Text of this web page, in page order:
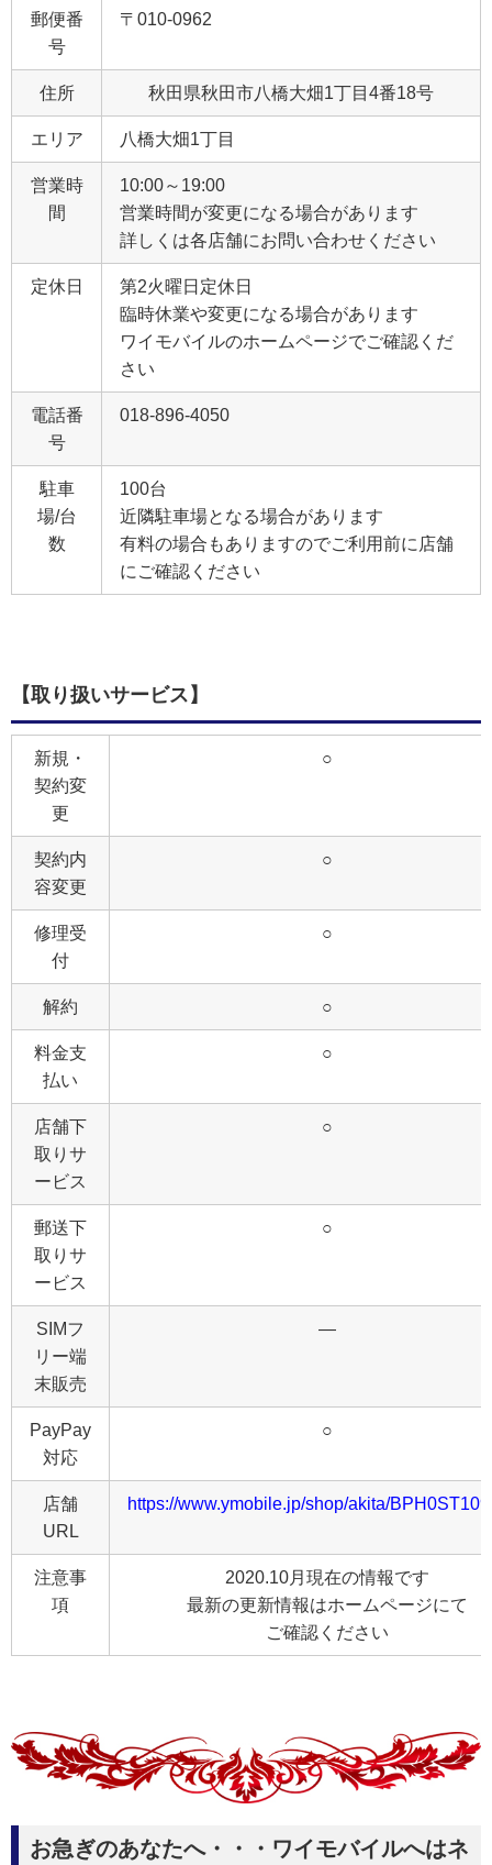
郵便番
号
〒010-0962
住所 秋田県秋田市八橋大畑1丁目4番18号
エリア 八橋大畑1丁目
営業時
間
10:00～19:00
営業時間が変更になる場合があります
詳しくは各店舗にお問い合わせください
定休日
第2火曜日定休日
臨時休業や変更になる場合があります
ワイモバイルのホームページでご確認くだ
さい
電話番
号
018-896-4050
駐車
場/台
数
100台
近隣駐車場となる場合があります
有料の場合もありますのでご利用前に店舗
にご確認ください
【取り扱いサービス】
新規・
契約変
更
○
契約内
容変更
○
修理受
付
○
解約 ○
料金支
払い
○
店舗下
取りサ
ービス
○
郵送下
取りサ
ービス
○
SIMフ
リー端
末販売
―
PayPay
対応
○
店舗
URL
https://www.ymobile.jp/shop/akita/
注意事
項
2020.10月現在の情報です
最新の更新情報はホームページにて
ご確認ください
お急ぎのあなたへ・・・ワイモバイルへはネ